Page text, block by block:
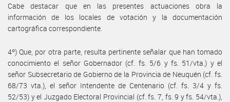
Cabe destacar que en las presentes actuaciones obra la
información de los locales de votación y la documentación
cartográfica correspondiente.
4º) Que, por otra parte, resulta pertinente señalar que han tomado
conocimiento el señor Gobernador (cf. fs. 5/6 y fs. 51/vta.) y el
señor Subsecretario de Gobierno de la Provincia de Neuquén (cf. fs.
68/73 vta.), el señor Intendente de Centenario (cf. fs. 3/4 y fs.
52/53) y el Juzgado Electoral Provincial (cf. fs. 7, fs. 9 y fs. 54/vta.),